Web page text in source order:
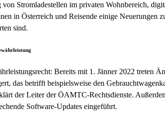
Stromladestellen im privaten Wohnbereich,
in Österreich und Reisende einige
sind.
Bereits mit 1. Jänner 2022 treten
das betrifft beispielsweise den
der Leiter der ÖAMTC-Rechtsdienste.
Software-Updates eingeführt.